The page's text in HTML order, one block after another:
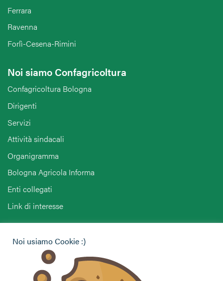
Ferrara
Ravenna
Forlì-Cesena-Rimini
Noi siamo Confagricoltura
Confagricoltura Bologna
Dirigenti
Servizi
Attività sindacali
Organigramma
Bologna Agricola Informa
Enti collegati
Link di interesse
Vuoi contattarci per ricevere assistenza, lasciare un
commento o chiedere informazioni?
Noi usiamo Cookie :)